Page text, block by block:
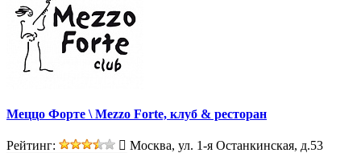
Меццо Форте \ Mezzo Forte, клуб & ресторан
Рейтинг: Москва, ул. 1-я Останкинская, д.53